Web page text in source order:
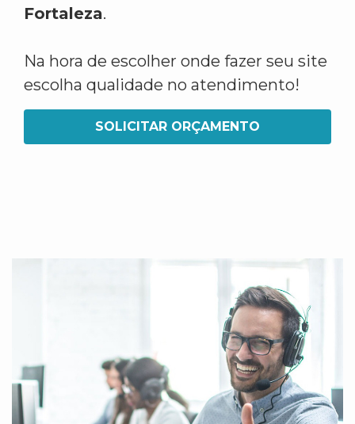
Fortaleza.
Na hora de escolher onde fazer seu site
escolha qualidade no atendimento!
SOLICITAR ORÇAMENTO